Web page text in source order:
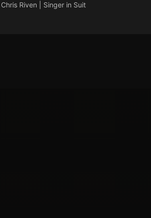
Riven | Singer in Suit